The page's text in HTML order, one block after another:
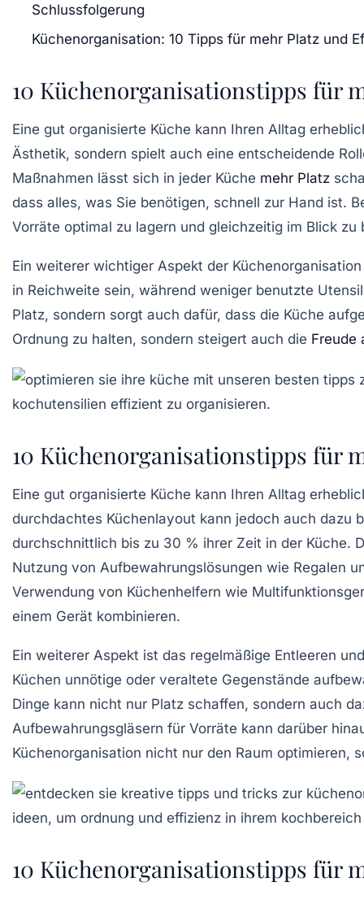
Schlussfolgerung
Küchenorganisation: 10 Tipps für mehr Platz und
10 Küchenorganisationstipps für
Eine gut organisierte Küche kann Ihren Alltag
Ästhetik, sondern spielt auch eine entscheidende
Maßnahmen lässt sich in jeder Küche mehr Platz
dass alles, was Sie benötigen, schnell zur Hand ist.
Vorräte optimal zu lagern und gleichzeitig im Blick zu
Ein weiterer wichtiger Aspekt der
in Reichweite sein, während weniger benutzte
Platz, sondern sorgt auch dafür, dass die Küche
Ordnung zu halten, sondern steigert auch die Freude
10 Küchenorganisationstipps für
Eine gut organisierte Küche kann Ihren Alltag
durchdachtes Küchenlayout kann jedoch auch dazu
durchschnittlich bis zu 30 % ihrer Zeit in der Küche.
Nutzung von Aufbewahrungslösungen wie Regalen
Verwendung von Küchenhelfern wie
einem Gerät kombinieren.
Ein weiterer Aspekt ist das regelmäßige Entleeren
Küchen unnötige oder veraltete Gegenstände
Dinge kann nicht nur Platz schaffen, sondern auch
Aufbewahrungsgläsern für Vorräte kann darüber
Küchenorganisation nicht nur den Raum optimieren,
10 Küchenorganisationstipps für